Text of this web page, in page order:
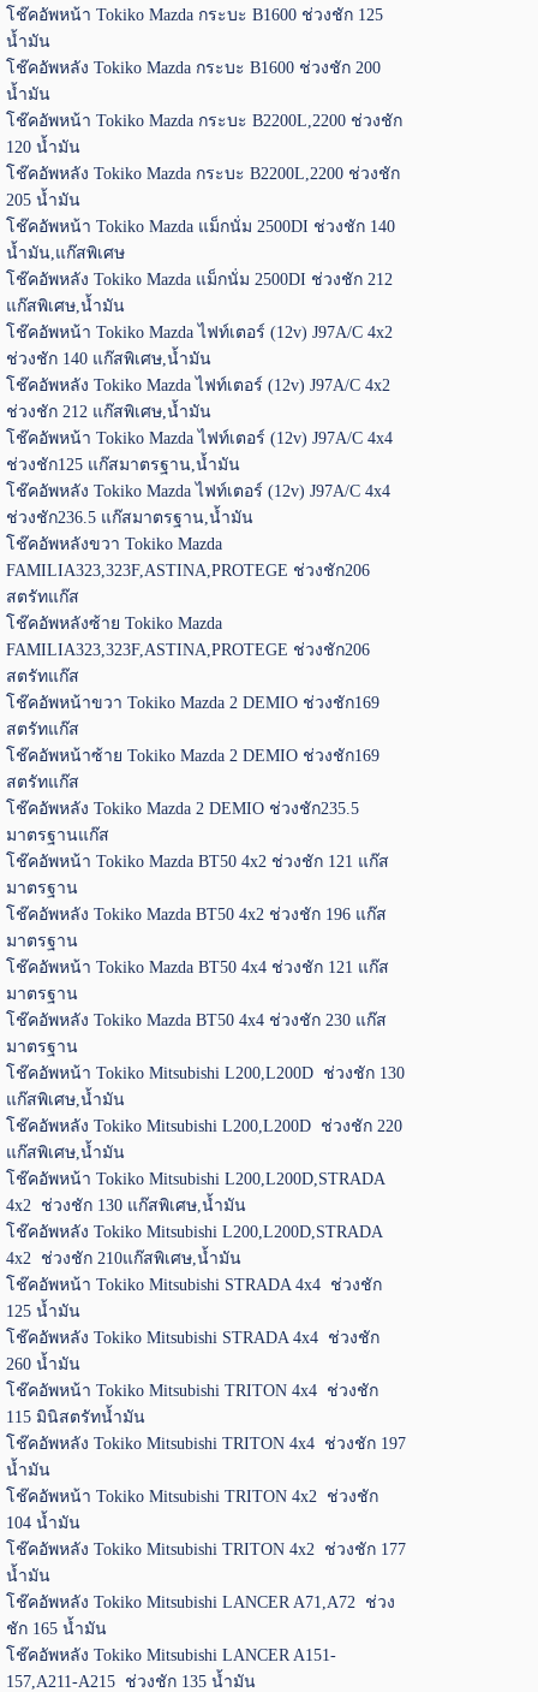
โช๊คอัพหน้า Tokiko Mazda กระบะ B1600 ช่วงชัก 125
น้ำมัน
โช๊คอัพหลัง Tokiko Mazda กระบะ B1600 ช่วงชัก 200
น้ำมัน
โช๊คอัพหน้า Tokiko Mazda กระบะ B2200L,2200 ช่วงชัก
120 น้ำมัน
โช๊คอัพหลัง Tokiko Mazda กระบะ B2200L,2200 ช่วงชัก
205 น้ำมัน
โช๊คอัพหน้า Tokiko Mazda แม็กนั่ม 2500DI ช่วงชัก 140
น้ำมัน,แก๊สพิเศษ
โช๊คอัพหลัง Tokiko Mazda แม็กนั่ม 2500DI ช่วงชัก 212
แก๊สพิเศษ,น้ำมัน
โช๊คอัพหน้า Tokiko Mazda ไฟท์เตอร์ (12v) J97A/C 4x2
ช่วงชัก 140 แก๊สพิเศษ,น้ำมัน
โช๊คอัพหลัง Tokiko Mazda ไฟท์เตอร์ (12v) J97A/C 4x2
ช่วงชัก 212 แก๊สพิเศษ,น้ำมัน
โช๊คอัพหน้า Tokiko Mazda ไฟท์เตอร์ (12v) J97A/C 4x4
ช่วงชัก125 แก๊สมาตรฐาน,น้ำมัน
โช๊คอัพหลัง Tokiko Mazda ไฟท์เตอร์ (12v) J97A/C 4x4
ช่วงชัก236.5 แก๊สมาตรฐาน,น้ำมัน
โช๊คอัพหลังขวา Tokiko Mazda
FAMILIA323,323F,ASTINA,PROTEGE ช่วงชัก206
สตรัทแก๊ส
โช๊คอัพหลังซ้าย Tokiko Mazda
FAMILIA323,323F,ASTINA,PROTEGE ช่วงชัก206
สตรัทแก๊ส
โช๊คอัพหน้าขวา Tokiko Mazda 2 DEMIO ช่วงชัก169
สตรัทแก๊ส
โช๊คอัพหน้าซ้าย Tokiko Mazda 2 DEMIO ช่วงชัก169
สตรัทแก๊ส
โช๊คอัพหลัง Tokiko Mazda 2 DEMIO ช่วงชัก235.5
มาตรฐานแก๊ส
โช๊คอัพหน้า Tokiko Mazda BT50 4x2 ช่วงชัก 121 แก๊ส
มาตรฐาน
โช๊คอัพหลัง Tokiko Mazda BT50 4x2 ช่วงชัก 196 แก๊ส
มาตรฐาน
โช๊คอัพหน้า Tokiko Mazda BT50 4x4 ช่วงชัก 121 แก๊ส
มาตรฐาน
โช๊คอัพหลัง Tokiko Mazda BT50 4x4 ช่วงชัก 230 แก๊ส
มาตรฐาน
โช๊คอัพหน้า Tokiko Mitsubishi L200,L200D ช่วงชัก 130
แก๊สพิเศษ,น้ำมัน
โช๊คอัพหลัง Tokiko Mitsubishi L200,L200D ช่วงชัก 220
แก๊สพิเศษ,น้ำมัน
โช๊คอัพหน้า Tokiko Mitsubishi L200,L200D,STRADA
4x2 ช่วงชัก 130 แก๊สพิเศษ,น้ำมัน
โช๊คอัพหลัง Tokiko Mitsubishi L200,L200D,STRADA
4x2 ช่วงชัก 210แก๊สพิเศษ,น้ำมัน
โช๊คอัพหน้า Tokiko Mitsubishi STRADA 4x4 ช่วงชัก
125 น้ำมัน
โช๊คอัพหลัง Tokiko Mitsubishi STRADA 4x4 ช่วงชัก
260 น้ำมัน
โช๊คอัพหน้า Tokiko Mitsubishi TRITON 4x4 ช่วงชัก
115 มินิสตรัทน้ำมัน
โช๊คอัพหลัง Tokiko Mitsubishi TRITON 4x4 ช่วงชัก 197
น้ำมัน
โช๊คอัพหน้า Tokiko Mitsubishi TRITON 4x2 ช่วงชัก
104 น้ำมัน
โช๊คอัพหลัง Tokiko Mitsubishi TRITON 4x2 ช่วงชัก 177
น้ำมัน
โช๊คอัพหลัง Tokiko Mitsubishi LANCER A71,A72 ช่วง
ชัก 165 น้ำมัน
โช๊คอัพหลัง Tokiko Mitsubishi LANCER A151-
157,A211-A215 ช่วงชัก 135 น้ำมัน